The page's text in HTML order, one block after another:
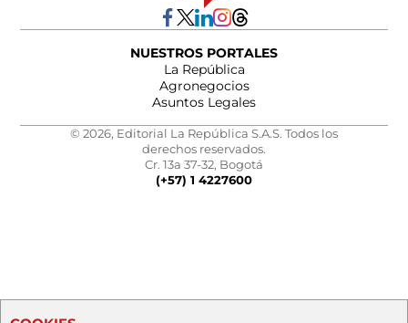
NUESTROS PORTALES
La República
Agronegocios
Asuntos Legales
© 2026, Editorial La República S.A.S. Todos los
derechos reservados.
Cr. 13a 37-32, Bogotá
(+57) 1 4227600